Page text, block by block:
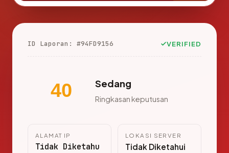
ID Laporan: #94FD9156 VERIFIED
40 Sedang
Ringkasan keputusan
ALAMAT IP
Tidak Diketahu
LOKASI SERVER
Tidak Diketahui